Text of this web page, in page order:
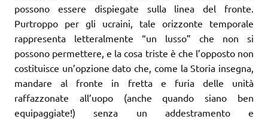
possono essere dispiegate sulla linea del fronte.
Purtroppo per gli ucraini, tale orizzonte temporale
rappresenta letteralmente “un lusso” che non si
possono permettere, e la cosa triste è che l’opposto non
costituisce un’opzione dato che, come la Storia insegna,
mandare al fronte in fretta e furia delle unità
raffazzonate all’uopo (anche quando siano ben
equipaggiate!) senza un addestramento e